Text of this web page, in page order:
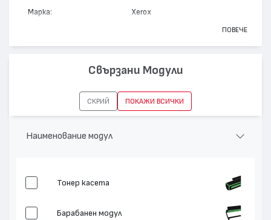
Марка: Xerox
Цвят: Черен
30000
ПОВЕЧЕ
Свързани Модули
СКРИЙ ПОКАЖИ ВСИЧКИ
Наименование модул
Тонер касета
Барабанен модул